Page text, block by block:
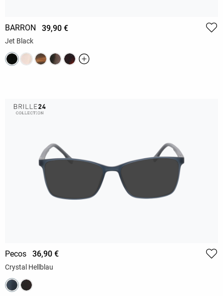
BARRON 39,90 €
Jet Black
Pecos 36,90 €
Crystal Hellblau